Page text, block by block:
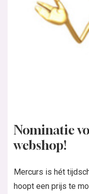
Nominatie
webshop!
Mercurs is hét
hoopt een prijs te